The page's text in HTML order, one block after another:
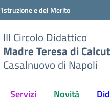
e del Merito
III Circolo Didattico
Madre Teresa di
Casalnuovo di Napoli
Servizi Novità